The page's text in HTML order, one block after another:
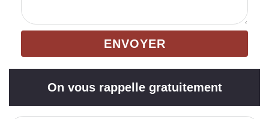
On vous rappelle gratuitement